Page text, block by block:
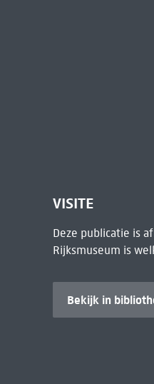
VISITE
Deze publicatie is
Rijksmuseum is
Bekijk in